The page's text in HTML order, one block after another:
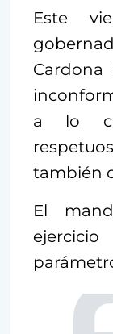
Este
a lo
también
El